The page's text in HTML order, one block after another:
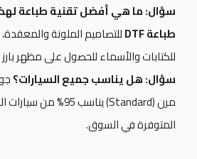
سؤال: ما هي أفضل تقنية طباعة
طباعة DTF
للتصاميم الملونة
للكتابات والأسماء للحصول على مظهر
سؤال: هل يناسب جميع السيارات؟
المتوفرة في السوق.